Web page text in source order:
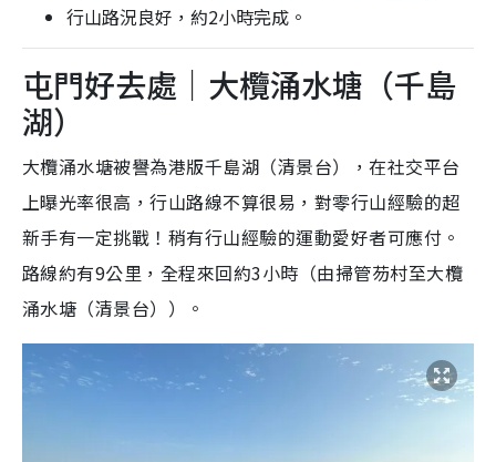
行山路況良好，約2小時完成。
屯門好去處｜大欖涌水塘（千島
湖）
大欖涌水塘被譽為港版千島湖（清景台），在社交平台
上曝光率很高，行山路線不算很易，對零行山經驗的超
新手有一定挑戰！稍有行山經驗的運動愛好者可應付。
路線約有9公里，全程來回約3小時（由掃管芴村至大欖
涌水塘（清景台））。